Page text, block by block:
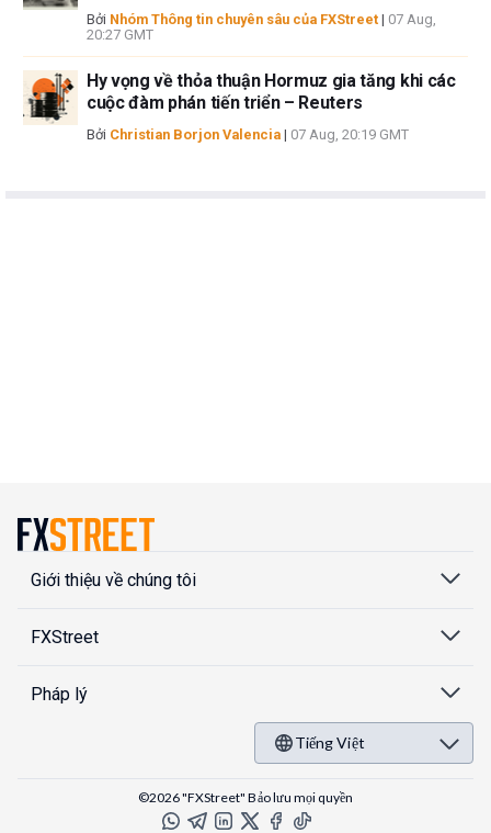
Bởi Nhóm Thông tin chuyên sâu của FXStreet | 07 Aug,
20:27 GMT
Hy vọng về thỏa thuận Hormuz gia tăng khi các
cuộc đàm phán tiến triển – Reuters
Bởi Christian Borjon Valencia | 07 Aug, 20:19 GMT
Giới thiệu về chúng tôi
FXStreet
Pháp lý
Tiếng Việt
©2026 "FXStreet" Bảo lưu mọi quyền